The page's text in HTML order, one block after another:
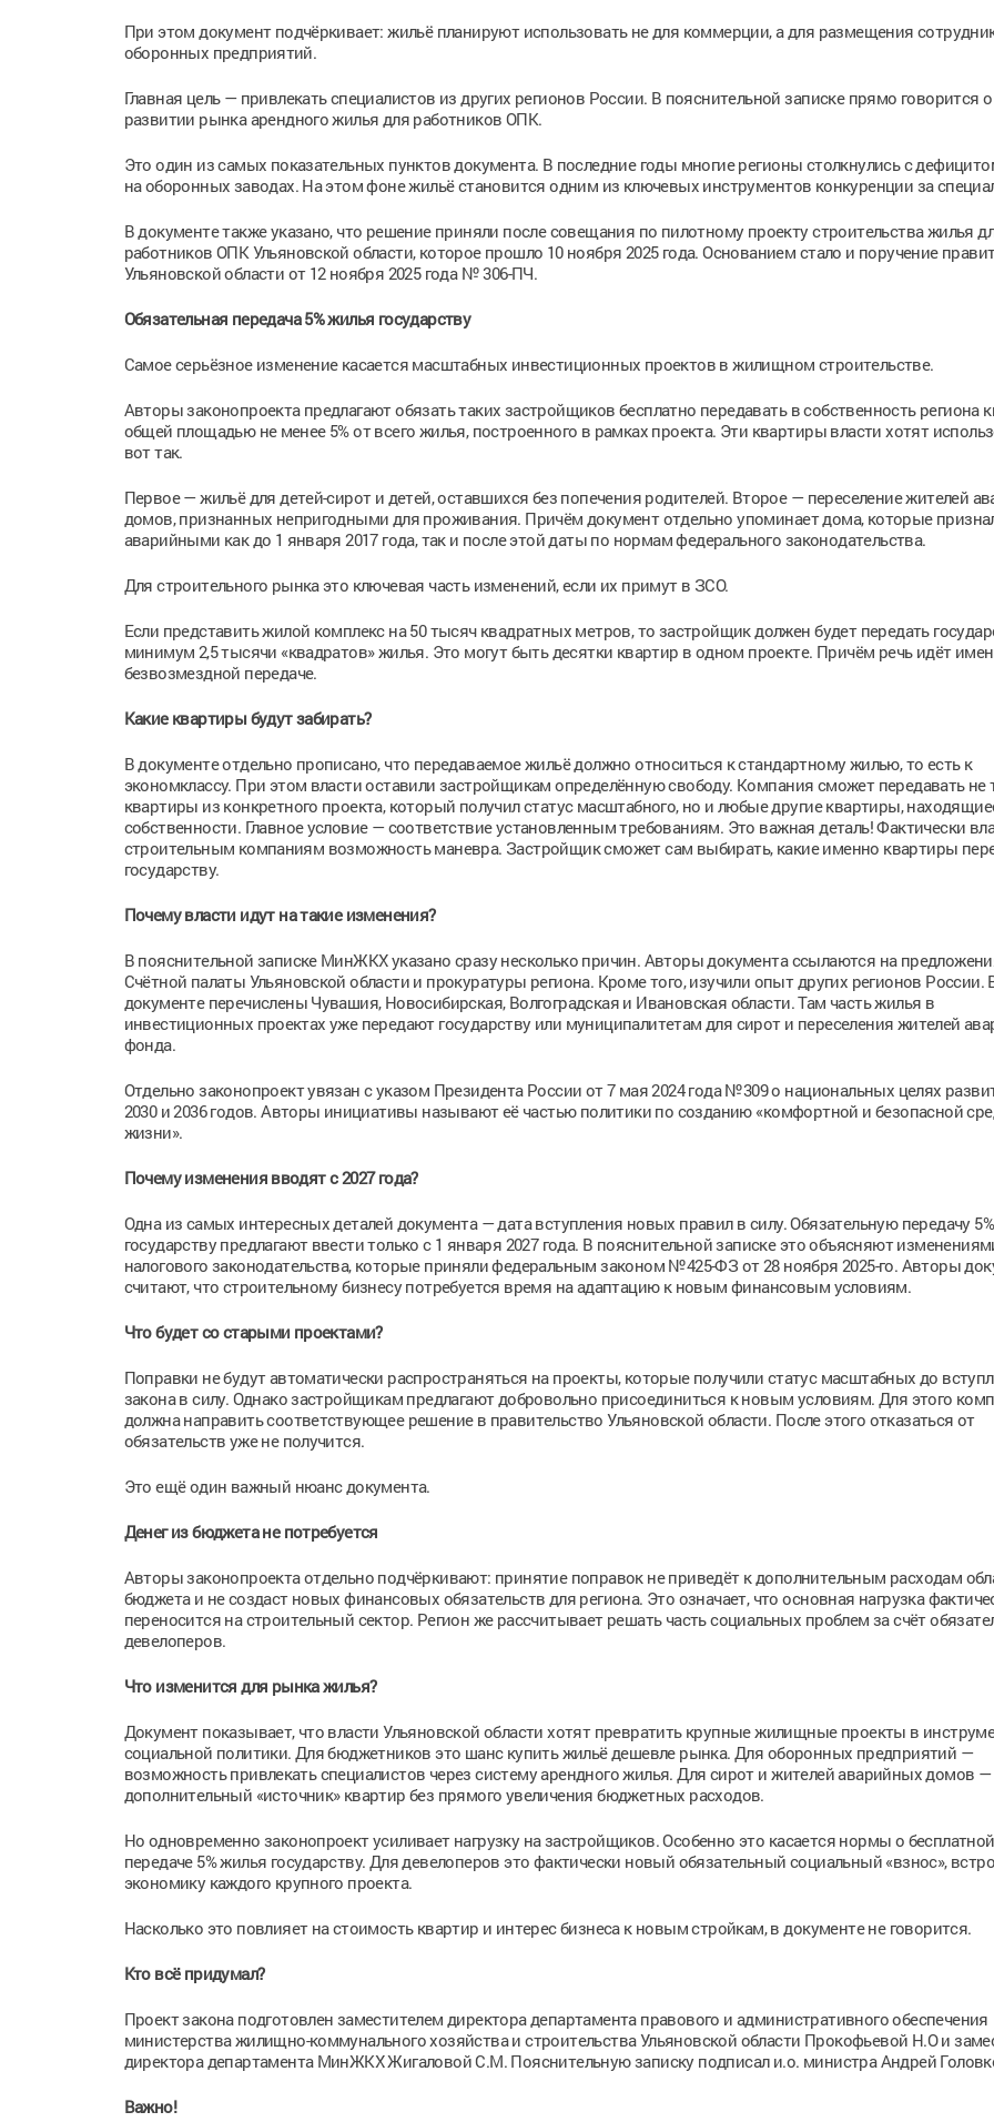
При этом документ подчёркивает: жильё планируют использовать не для коммерции, а для размещения
оборонных предприятий.
Главная цель — привлекать специалистов из других регионов России. В пояснительной записке прямо говорится о
развитии рынка арендного жилья для работников ОПК.
Это один из самых показательных пунктов документа. В последние годы многие регионы столкнулись с
на оборонных заводах. На этом фоне жильё становится одним из ключевых инструментов конкуренции за
В документе также указано, что решение приняли после совещания по пилотному проекту строительства жилья
работников ОПК Ульяновской области, которое прошло 10 ноября 2025 года. Основанием стало и поручение
Ульяновской области от 12 ноября 2025 года № 306-ПЧ.
Обязательная передача 5% жилья государству
Самое серьёзное изменение касается масштабных инвестиционных проектов в жилищном строительстве.
Авторы законопроекта предлагают обязать таких застройщиков бесплатно передавать в собственность региона
общей площадью не менее 5% от всего жилья, построенного в рамках проекта. Эти квартиры власти хотят
вот так.
Первое — жильё для детей-сирот и детей, оставшихся без попечения родителей. Второе — переселение жителей
домов, признанных непригодными для проживания. Причём документ отдельно упоминает дома, которые
аварийными как до 1 января 2017 года, так и после этой даты по нормам федерального законодательства.
Для строительного рынка это ключевая часть изменений, если их примут в ЗСО.
Если представить жилой комплекс на 50 тысяч квадратных метров, то застройщик должен будет передать
минимум 2,5 тысячи «квадратов» жилья. Это могут быть десятки квартир в одном проекте. Причём речь идёт
безвозмездной передаче.
Какие квартиры будут забирать?
В документе отдельно прописано, что передаваемое жильё должно относиться к стандартному жилью, то есть к
экономклассу. При этом власти оставили застройщикам определённую свободу. Компания сможет передавать не
квартиры из конкретного проекта, который получил статус масштабного, но и любые другие квартиры,
собственности. Главное условие — соответствие установленным требованиям. Это важная деталь! Фактически
строительным компаниям возможность маневра. Застройщик сможет сам выбирать, какие именно квартиры
государству.
Почему власти идут на такие изменения?
В пояснительной записке МинЖКХ указано сразу несколько причин. Авторы документа ссылаются на
Счётной палаты Ульяновской области и прокуратуры региона. Кроме того, изучили опыт других регионов России.
документе перечислены Чувашия, Новосибирская, Волгоградская и Ивановская области. Там часть жилья в
инвестиционных проектах уже передают государству или муниципалитетам для сирот и переселения жителей
фонда.
Отдельно законопроект увязан с указом Президента России от 7 мая 2024 года №309 о национальных целях
2030 и 2036 годов. Авторы инициативы называют её частью политики по созданию «комфортной и безопасной
жизни».
Почему изменения вводят с 2027 года?
Одна из самых интересных деталей документа — дата вступления новых правил в силу. Обязательную передачу
государству предлагают ввести только с 1 января 2027 года. В пояснительной записке это объясняют
налогового законодательства, которые приняли федеральным законом №425-ФЗ от 28 ноября 2025-го. Авторы
считают, что строительному бизнесу потребуется время на адаптацию к новым финансовым условиям.
Что будет со старыми проектами?
Поправки не будут автоматически распространяться на проекты, которые получили статус масштабных до
закона в силу. Однако застройщикам предлагают добровольно присоединиться к новым условиям. Для этого
должна направить соответствующее решение в правительство Ульяновской области. После этого отказаться от
обязательств уже не получится.
Это ещё один важный нюанс документа.
Денег из бюджета не потребуется
Авторы законопроекта отдельно подчёркивают: принятие поправок не приведёт к дополнительным расходам
бюджета и не создаст новых финансовых обязательств для региона. Это означает, что основная нагрузка
переносится на строительный сектор. Регион же рассчитывает решать часть социальных проблем за счёт
девелоперов.
Что изменится для рынка жилья?
Документ показывает, что власти Ульяновской области хотят превратить крупные жилищные проекты в
социальной политики. Для бюджетников это шанс купить жильё дешевле рынка. Для оборонных предприятий —
возможность привлекать специалистов через систему арендного жилья. Для сирот и жителей аварийных домов —
дополнительный «источник» квартир без прямого увеличения бюджетных расходов.
Но одновременно законопроект усиливает нагрузку на застройщиков. Особенно это касается нормы о бесплатной
передаче 5% жилья государству. Для девелоперов это фактически новый обязательный социальный «взнос»,
экономику каждого крупного проекта.
Насколько это повлияет на стоимость квартир и интерес бизнеса к новым стройкам, в документе не говорится.
Кто всё придумал?
Проект закона подготовлен заместителем директора департамента правового и административного обеспечения
министерства жилищно-коммунального хозяйства и строительства Ульяновской области Прокофьевой Н.О и
директора департамента МинЖКХ Жигаловой С.М. Пояснительную записку подписал и.о. министра Андрей
Важно!